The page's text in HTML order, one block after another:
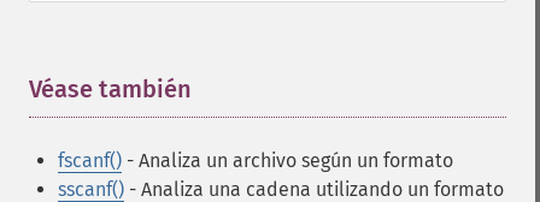
Véase también
fscanf() - Analiza un archivo según un formato
sscanf() - Analiza una cadena utilizando un formato